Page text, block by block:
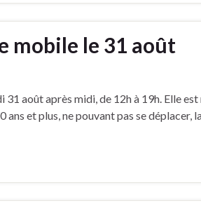
mobile le 31 août
août après midi, de 12h à 19h. Elle
et plus, ne pouvant pas se